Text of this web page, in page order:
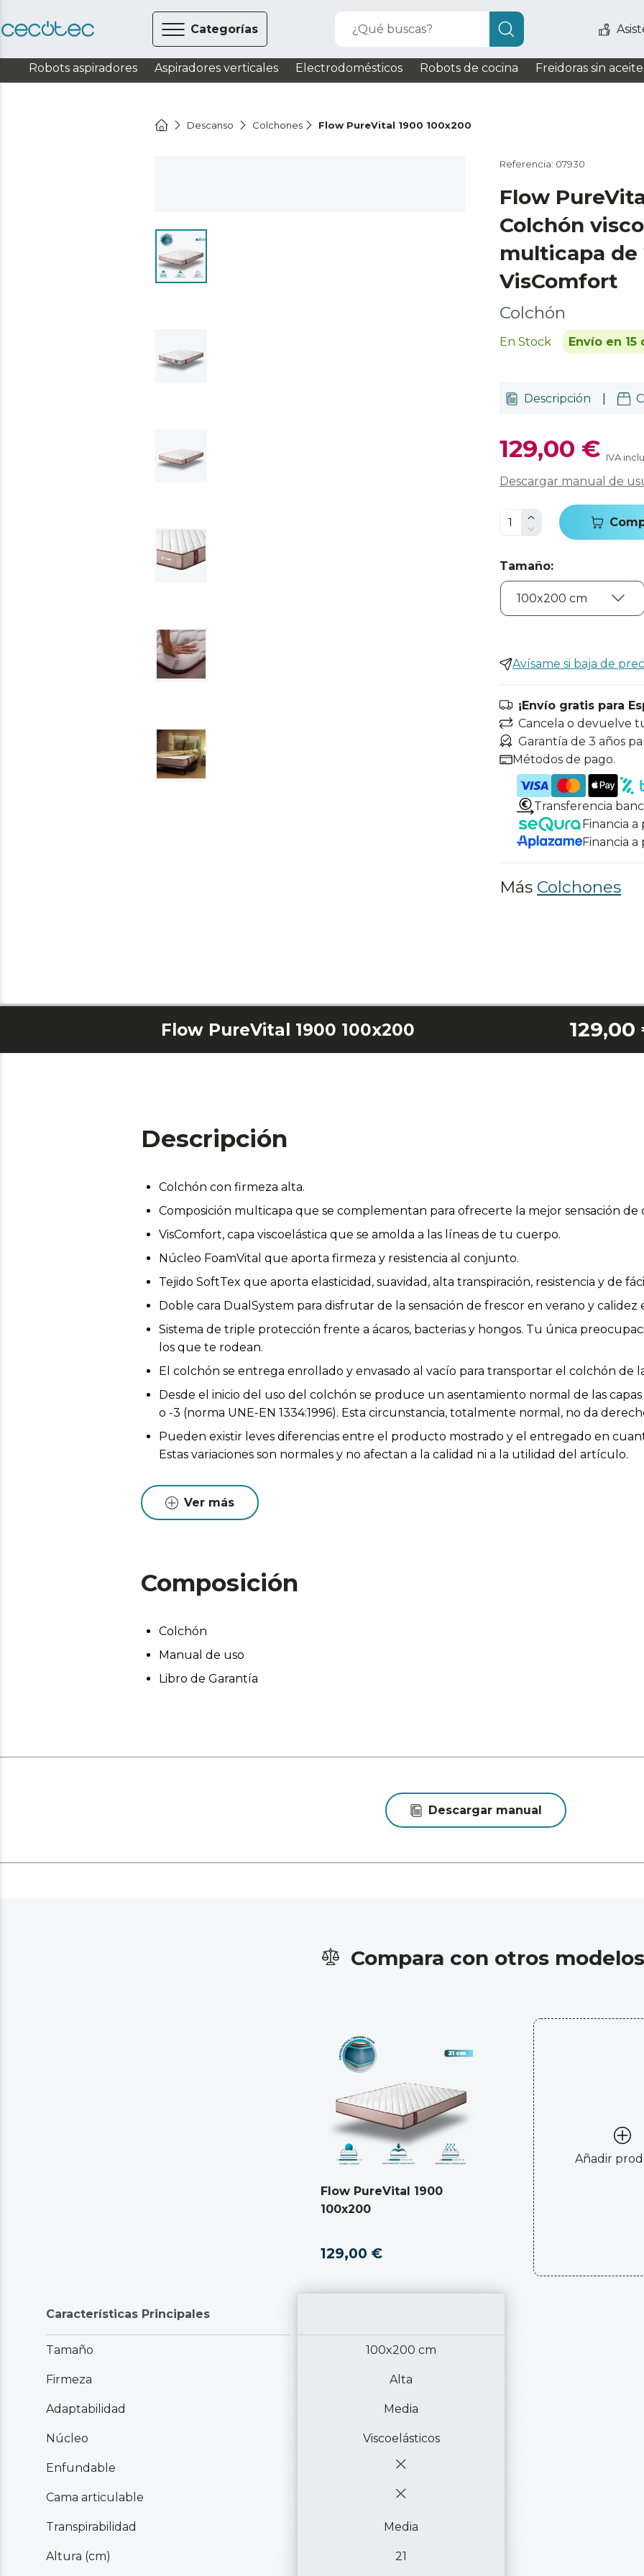
Categorías ¿Qué buscas?
Robots aspiradores Aspiradores verticales Electrodomésticos Robots de cocina Freidoras sin aceite
Descanso Colchones Flow PureVital 1900 100x200
Referencia: 07930
Flow
Colchón
multicapa de
VisComfort
Colchón
En Stock Envío en 15
Descripción
129,00 € IVA
Descargar manual de
Tamaño:
Avísame si baja de
¡Envío gratis para
Cancela o devuelve
Garantía de 3 años
Métodos de pago.
Transferencia
Financia a
Financia a
Más Colchones
Flow PureVital 1900 100x200 129,00
Descripción
Colchón con firmeza alta.
Composición multicapa que se complementan para ofrecerte la mejor sensación de
VisComfort, capa viscoelástica que se amolda a las líneas de tu cuerpo.
Núcleo FoamVital que aporta firmeza y resistencia al conjunto.
Tejido SoftTex que aporta elasticidad, suavidad, alta transpiración, resistencia y de
Doble cara DualSystem para disfrutar de la sensación de frescor en verano y calidez
Sistema de triple protección frente a ácaros, bacterias y hongos. Tu única
los que te rodean.
El colchón se entrega enrollado y envasado al vacío para transportar el colchón de
Desde el inicio del uso del colchón se produce un asentamiento normal de las
o -3 (norma UNE-EN 1334:1996). Esta circunstancia, totalmente normal, no da
Pueden existir leves diferencias entre el producto mostrado y el entregado en
Estas variaciones son normales y no afectan a la calidad ni a la utilidad del artículo.
Ver más
Composición
Colchón
Manual de uso
Libro de Garantía
Descargar manual
Compara con otros modelos
Flow PureVital 1900
100x200
129,00 €
Añadir
Características Principales
Tamaño 100x200 cm
Firmeza Alta
Adaptabilidad Media
Núcleo Viscoelásticos
Enfundable
Cama articulable
Transpirabilidad Media
Altura (cm) 21